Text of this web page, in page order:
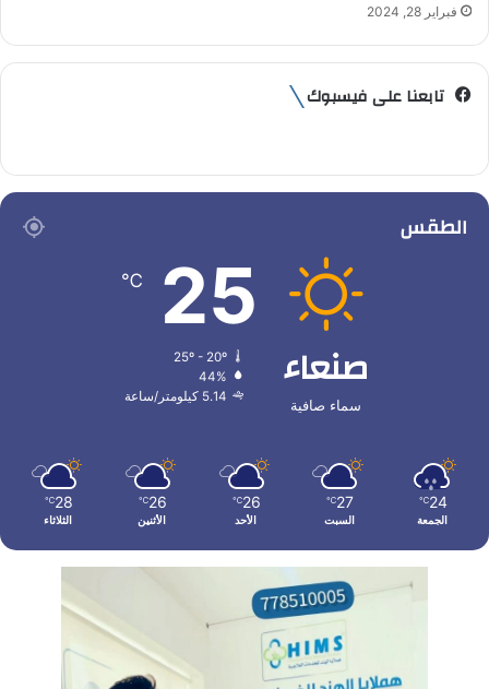
فبراير 28, 2024
تابعنا على فيسبوك
الطقس
صنعاء
سماء صافية
25
℃
25º - 20º
44%
5.14 كيلومتر/ساعة
24
℃
الجمعة
27
℃
السبت
26
℃
الأحد
26
℃
الأثنين
28
℃
الثلاثاء